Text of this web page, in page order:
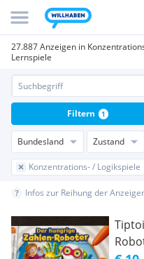
27.887 Anzeigen in
Lernspiele
Bundesland Zustand
Konzentrations- / Logikspiele
Filtern 1
Infos zur Reihung der